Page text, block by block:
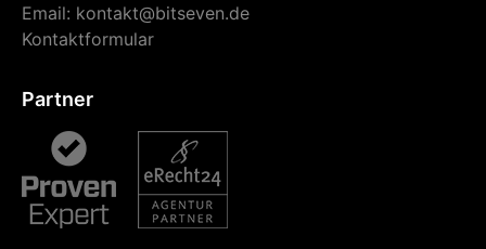
Email: kontakt@bitseven.de
Kontaktformular
Partner